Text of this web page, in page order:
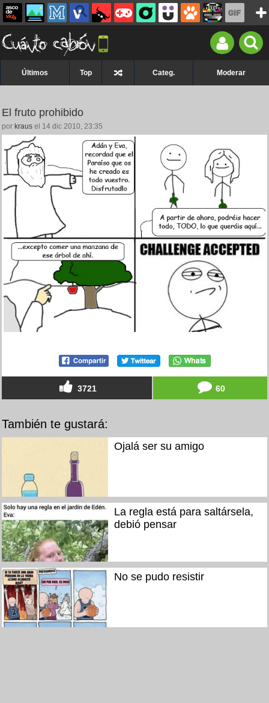
Últimos Top Categ. Moderar
El fruto prohibido
por kraus el 14 dic 2010, 23:35
3721 60
También te gustará:
Ojalá ser su amigo
La regla está para saltársela,
debió pensar
No se pudo resistir